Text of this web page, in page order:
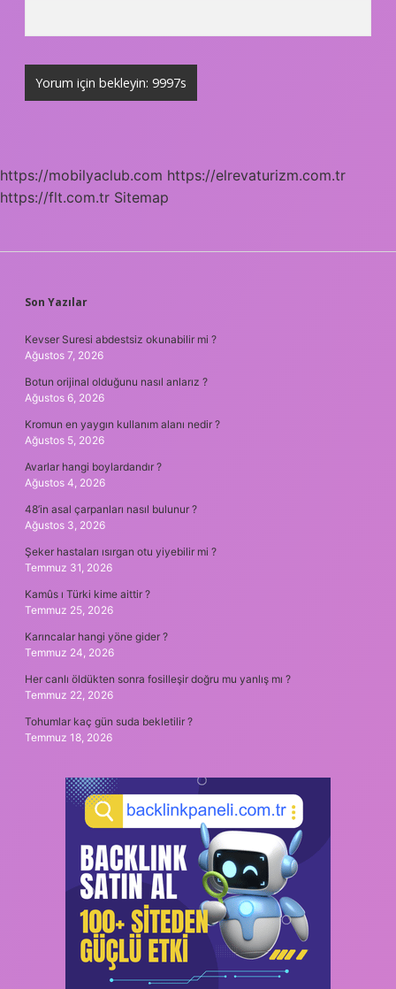
https://mobilyaclub.com https://elrevaturizm.com.tr
https://flt.com.tr Sitemap
SIDEBAR
Son Yazılar
Kevser Suresi abdestsiz okunabilir mi ?
Ağustos 7, 2026
Botun orijinal olduğunu nasıl anlarız ?
Ağustos 6, 2026
Kromun en yaygın kullanım alanı nedir ?
Ağustos 5, 2026
Avarlar hangi boylardandır ?
Ağustos 4, 2026
48’in asal çarpanları nasıl bulunur ?
Ağustos 3, 2026
Şeker hastaları ısırgan otu yiyebilir mi ?
Temmuz 31, 2026
Kamûs ı Türki kime aittir ?
Temmuz 25, 2026
Karıncalar hangi yöne gider ?
Temmuz 24, 2026
Her canlı öldükten sonra fosilleşir doğru mu yanlış mı ?
Temmuz 22, 2026
Tohumlar kaç gün suda bekletilir ?
Temmuz 18, 2026